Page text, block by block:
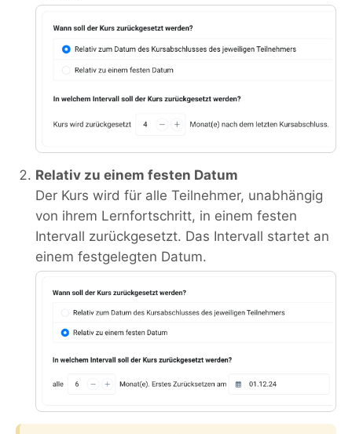
Relativ zu einem festen Datum
Der Kurs wird für alle Teilnehmer, unabhängig
von ihrem Lernfortschritt, in einem festen
Intervall zurückgesetzt. Das Intervall startet an
einem festgelegten Datum.